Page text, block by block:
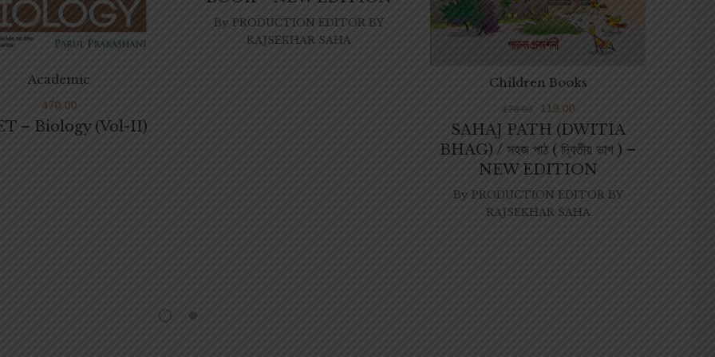
– Biology (Vol-II)
Academic
470.00
By PRODUCTION EDITOR BY
RAJSEKHAR SAHA
SAHAJ PATH (DWITIA
BHAG) / সহজ পাঠ ( দ্বিতীয় ভাগ ) –
NEW EDITION
Children Books
170.00 119.00
By PRODUCTION EDITOR BY
RAJSEKHAR SAHA